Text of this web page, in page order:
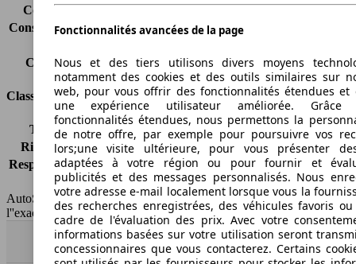
Consommation (route)
Consommation (combinée)* 4.5 l/100km
Capacité du réservoir
42 l
Classes d'assurance
Tous risques
-
Risques partiels
-
Responsabilité civile
HSN/TSN
n.c./n.c.
AutoScout24 France SAS décline toute responsabilité concernant
l''exactitude des indications fournies.
Haut
Fonctionnalités avancées de la page
Nous et des tiers utilisons divers moyens
notamment des cookies et des outils similaires sur
web, pour vous offrir des fonctionnalités étendues et
une expérience utilisateur améliorée.
fonctionnalités étendues, nous permettons la
de notre offre, par exemple pour poursuivre vos
lors;une visite ultérieure, pour vous présenter
adaptées à votre région ou pour fournir et
publicités et des messages personnalisés. Nous
votre adresse e-mail localement lorsque vous la
des recherches enregistrées, des véhicules favoris
cadre de l'évaluation des prix. Avec votre
informations basées sur votre utilisation seront
concessionnaires que vous contacterez. Certains